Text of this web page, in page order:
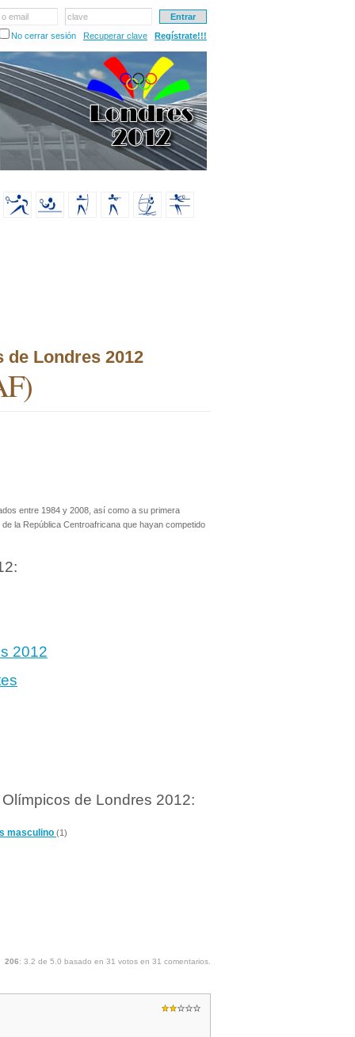
email
clave
No cerrar sesión
Recuperar clave Regístrate!!!
Londres 2012
entre 1984 y 2008, así como a su primera
la República Centroafricana que hayan competido
2012
de Londres 2012:
masculino (1)
206: 3.2 de 5.0 basado en 31 votos en 31 comentarios.